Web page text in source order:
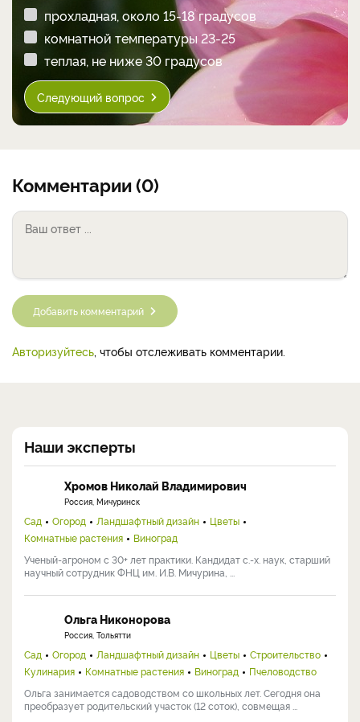
прохладная, около 15-18 градусов
комнатной температуры 23-25
теплая, не ниже 30 градусов
Следующий вопрос
Комментарии (0)
Добавить комментарий
Авторизуйтесь, чтобы отслеживать комментарии.
Наши эксперты
Хромов Николай Владимирович
Россия, Мичуринск
Сад Огород Ландшафтный дизайн
Цветы
Комнатные растения
Виноград
Ученый-агроном с 30+ лет практики. Кандидат с.-х. наук, старший
научный сотрудник ФНЦ им. И.В. Мичурина, ...
Ольга Никонорова
Россия, Тольятти
Сад Огород Ландшафтный дизайн Цветы
Строительство
Кулинария
Комнатные растения Виноград
Пчеловодство
Ольга занимается садоводством со школьных лет. Сегодня она
преобразует родительский участок (12 соток), совмещая ...